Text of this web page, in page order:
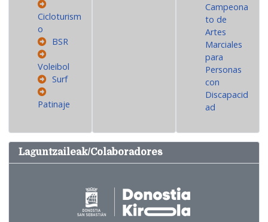
Cicloturism
o
BSR
Voleibol
Surf
Patinaje
Campeona
to de
Artes
Marciales
para
Personas
con
Discapacid
ad
Laguntzaileak/Colaboradores